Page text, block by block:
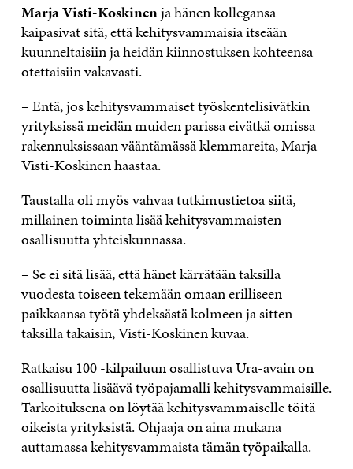
Marja Visti-Koskinenja hänen kollegansa
kaipasivat sitä, että kehitysvammaisia itseään
kuunneltaisiin ja heidän kiinnostuksen kohteensa
otettaisiin vakavasti.
– Entä, jos kehitysvammaiset työskentelisivätkin
yrityksissä meidän muiden parissa eivätkä omissa
rakennuksissaan vääntämässä klemmareita, Marja
Visti-Koskinen haastaa.
Taustalla oli myös vahvaa tutkimustietoa siitä,
millainen toiminta lisää kehitysvammaisten
osallisuutta yhteiskunnassa.
– Se ei sitä lisää, että hänet kärrätään taksilla
vuodesta toiseen tekemään omaan erilliseen
paikkaansa työtä yhdeksästä kolmeen ja sitten
taksilla takaisin, Visti-Koskinen kuvaa.
Ratkaisu 100 -kilpailuun osallistuva Ura-avain on
osallisuutta lisäävä työpajamalli kehitysvammaisille.
Tarkoituksena on löytää kehitysvammaiselle töitä
oikeista yrityksistä. Ohjaaja on aina mukana
auttamassa kehitysvammaista tämän työpaikalla.